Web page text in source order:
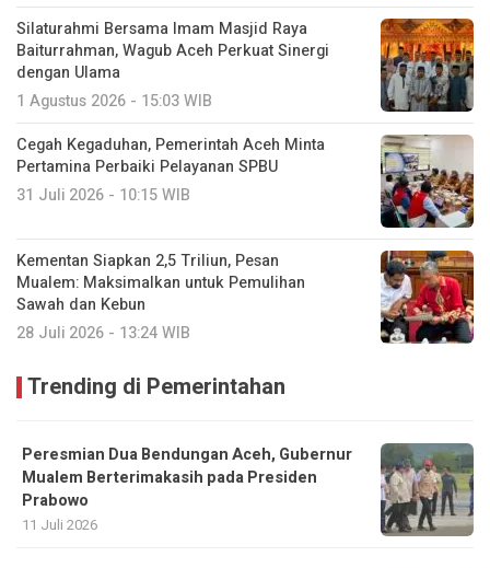
Silaturahmi Bersama Imam Masjid Raya
Baiturrahman, Wagub Aceh Perkuat Sinergi
dengan Ulama
1 Agustus 2026 - 15:03 WIB
Cegah Kegaduhan, Pemerintah Aceh Minta
Pertamina Perbaiki Pelayanan SPBU
31 Juli 2026 - 10:15 WIB
Kementan Siapkan 2,5 Triliun, Pesan
Mualem: Maksimalkan untuk Pemulihan
Sawah dan Kebun
28 Juli 2026 - 13:24 WIB
Trending di Pemerintahan
Peresmian Dua Bendungan Aceh, Gubernur
Mualem Berterimakasih pada Presiden
Prabowo
11 Juli 2026